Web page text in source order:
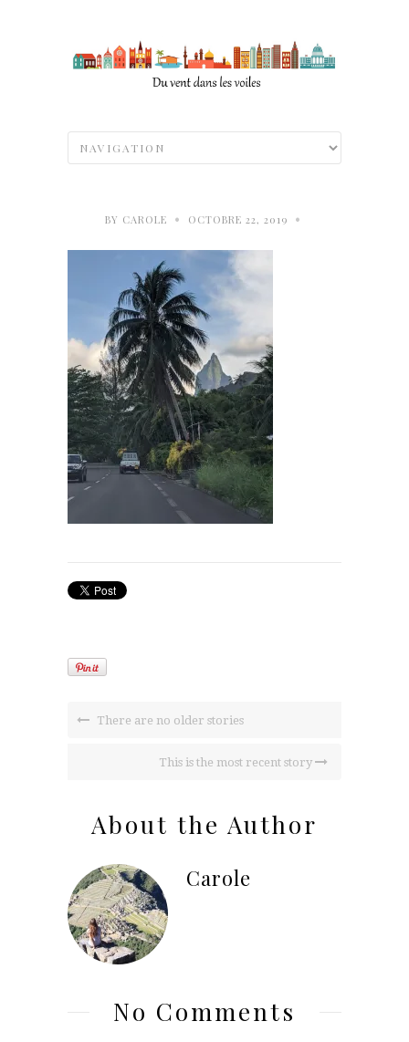
BY CAROLE • OCTOBRE 22, 2019 •
There are no older stories
This is the most recent story
About the Author
Carole
No Comments